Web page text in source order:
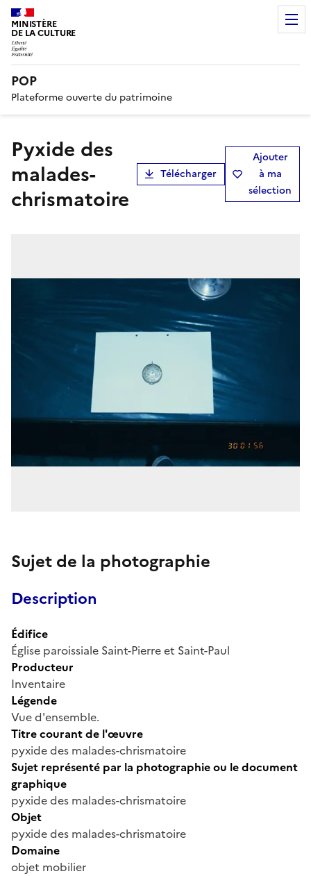
MINISTÈRE
DE LA CULTURE
POP
Plateforme ouverte du patrimoine
pyxide des
malades-
chrismatoire
Télécharger
Ajouter
à ma
sélection
Sujet de la photographie
Description
Édifice
Église paroissiale Saint-Pierre et Saint-Paul
Producteur
Inventaire
Légende
Vue d'ensemble.
Titre courant de l'œuvre
pyxide des malades-chrismatoire
Sujet représenté par la photographie ou le document
graphique
pyxide des malades-chrismatoire
Objet
pyxide des malades-chrismatoire
Domaine
objet mobilier